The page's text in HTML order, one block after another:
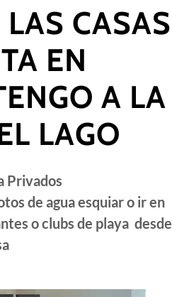
CASAS
EN
A LA
LAGO
Privados
de agua esquiar o ir en
o clubs de playa desde